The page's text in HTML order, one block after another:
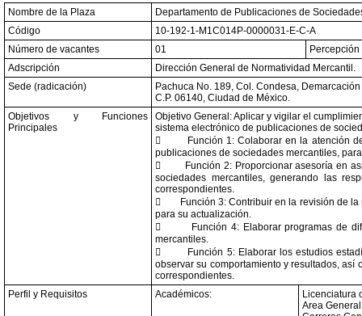
Nombre de la Plaza
Departamento de Publicaciones de
Código
10-192-1-M1C014P-0000031-E-C-A
Número de vacantes
01
Adscripción
Dirección General de Normatividad Mercantil.
Sede (radicación)
Pachuca No. 189, Col. Condesa,
C.P. 06140, Ciudad de México.
Objetivos y Funciones
Principales
Objetivo General: Aplicar y vigilar el
sistema electrónico de publicaciones de

Función 1: Colaborar en la atención
publicaciones de sociedades mercantiles,

Función 2: Proporcionar asesoría en
sociedades mercantiles, generando las
correspondientes.

Función 3: Contribuir en la revisión de
para su actualización.

Función 4: Elaborar programas de
mercantiles.

Función 5: Elaborar los estudios
observar su comportamiento y resultados,
correspondientes.
Perfil y Requisitos
Académicos:
Licenciatura
Area